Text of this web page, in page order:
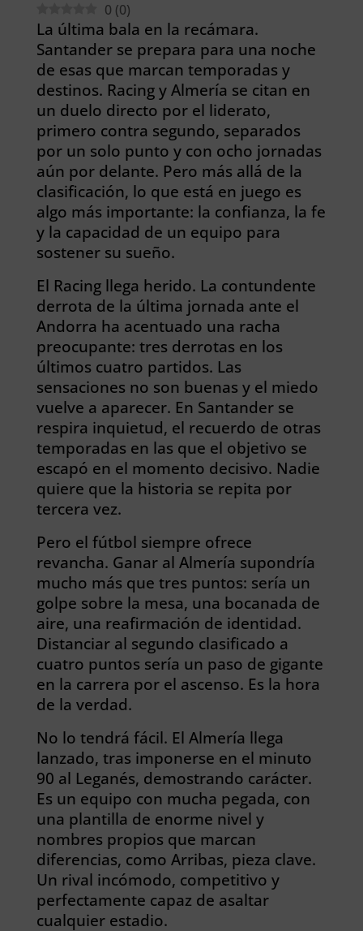
0 (0)
La última bala en la recámara.
Santander se prepara para una noche
de esas que marcan temporadas y
destinos. Racing y Almería se citan en
un duelo directo por el liderato,
primero contra segundo, separados
por un solo punto y con ocho jornadas
aún por delante. Pero más allá de la
clasificación, lo que está en juego es
algo más importante: la confianza, la fe
y la capacidad de un equipo para
sostener su sueño.
El Racing llega herido. La contundente
derrota de la última jornada ante el
Andorra ha acentuado una racha
preocupante: tres derrotas en los
últimos cuatro partidos. Las
sensaciones no son buenas y el miedo
vuelve a aparecer. En Santanderse
respira inquietud, el recuerdo de otras
temporadas en las que el objetivo se
escapó en el momento decisivo. Nadie
quiere que la historia se repita por
tercera vez.
Pero el fútbol siempre ofrece
revancha. Ganar al Almería supondría
mucho más que tres puntos: sería un
golpe sobre la mesa, una bocanada de
aire, una reafirmación de identidad.
Distanciar al segundo clasificado a
cuatro puntos sería un paso de gigante
en la carrera por el ascenso. Es la hora
de la verdad.
No lo tendrá fácil. El Almería llega
lanzado, tras imponerse en el minuto
90 al Leganés, demostrando carácter.
Es un equipo con mucha pegada, con
una plantilla de enorme nivel y
nombres propios que marcan
diferencias, como Arribas, pieza clave.
Un rival incómodo, competitivo y
perfectamente capaz de asaltar
cualquier estadio.